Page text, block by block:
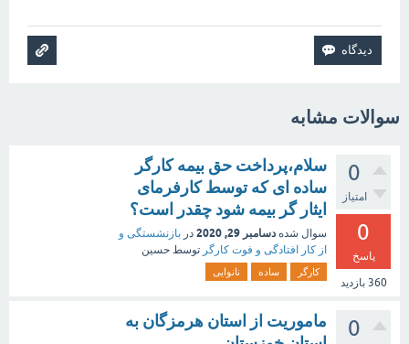
سوالات مشابه
0
امتیاز
0
پاسخ
360 بازدید
سلام،پرداخت حق بیمه کارگر
ساده ای که توسط کارفرمای
ایثار گر بیمه شود چقدر است؟
سوال شده دسامبر 29, 2020 در بازنشستگی و
از کار افتادگی و فوت کارگر توسط حسین
کارگر ساده نانوایی
0
ماموریت از استان هرمزگان به